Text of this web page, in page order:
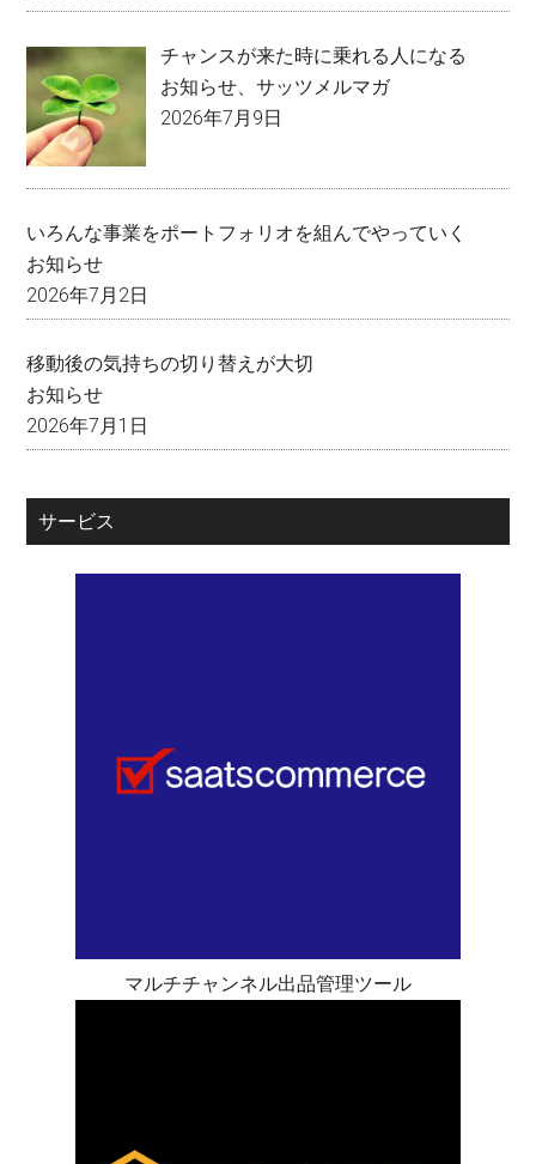
チャンスが来た時に乗れる人になる
お知らせ、サッツメルマガ
2026年7月9日
いろんな事業をポートフォリオを組んでやっていく
お知らせ
2026年7月2日
移動後の気持ちの切り替えが大切
お知らせ
2026年7月1日
サービス
マルチチャンネル出品管理ツール